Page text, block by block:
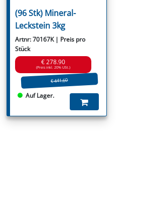
(96 Stk) Mineral-
Leckstein 3kg
Artnr: 70167K | Preis pro
Stück
€ 278.90
(Preis inkl. 20% USt.)
€ 441.60
Auf Lager.